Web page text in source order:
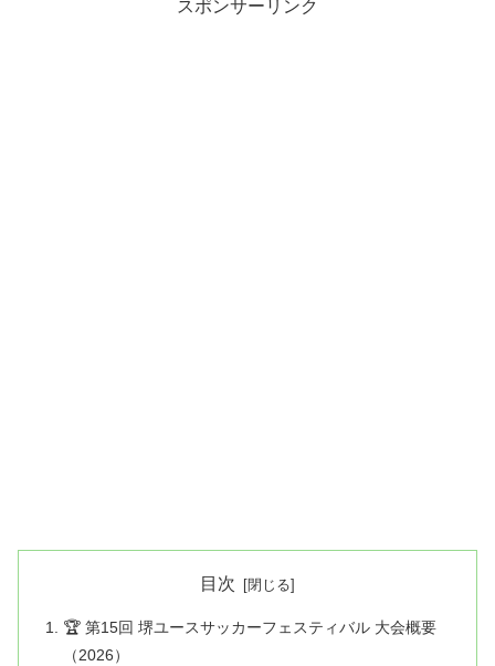
スポンサーリンク
目次
🏆 第15回 堺ユースサッカーフェスティバル 大会概要
（2026）